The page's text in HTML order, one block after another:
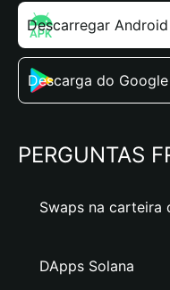
Descarregar Android
Descarga do
PERGUNTAS
Swaps na carteira
DApps Solana